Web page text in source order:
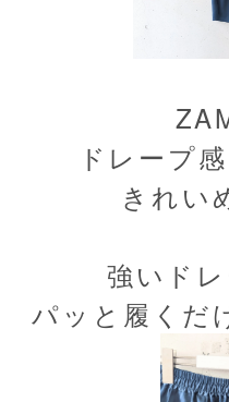
ドレープ
きれい
強いド
パッと履くだ